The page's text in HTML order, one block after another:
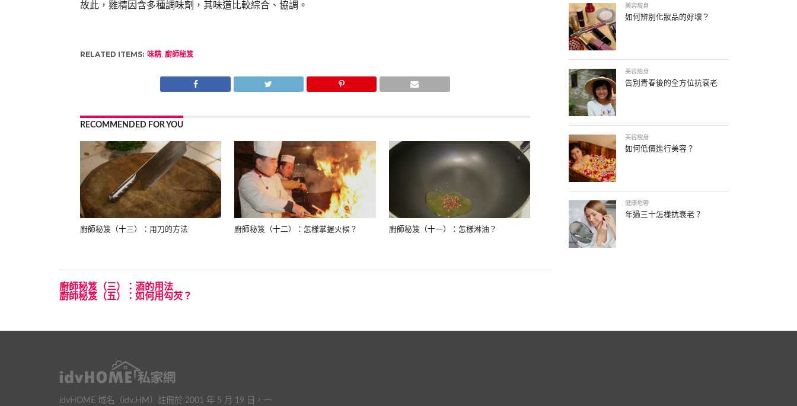
故此，雞精因含多種調味劑，其味道比較綜合、協調。
RELATED ITEMS: 味精, 廚師秘笈
RECOMMENDED FOR YOU
廚師秘笈（十三）：用刀的方法 廚師秘笈（十二）：怎樣掌握火候？ 廚師秘笈（十一）：怎樣淋油？
廚師秘笈（三）：酒的用法
廚師秘笈（五）：如何用勾芡？
美容瘦身
如何辨別化妝品的好壞？
美容瘦身
告別青春後的全方位抗衰老
美容瘦身
如何低價進行美容？
健康地帶
年過三十怎樣抗衰老？
idvHOME 域名（idv.HM）註冊於 2001 年 5 月 19 日，一